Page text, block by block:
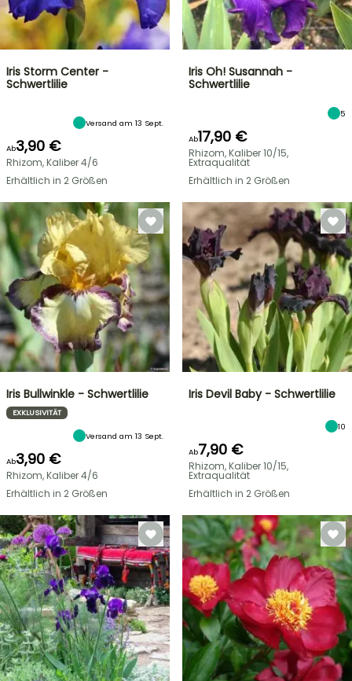
Iris Storm Center -
Schwertlilie
Versand am 13 Sept.
Ab3,90 €
Rhizom, Kaliber 4/6
Erhältlich in 2 Größen
Iris Oh! Susannah -
Schwertlilie
5
Ab17,90 €
Rhizom, Kaliber 10/15,
Extraqualität
Erhältlich in 2 Größen
Iris Bullwinkle - Schwertlilie
EXKLUSIVITÄT
Versand am 13 Sept.
Ab3,90 €
Rhizom, Kaliber 4/6
Erhältlich in 2 Größen
Iris Devil Baby - Schwertlilie
10
Ab7,90 €
Rhizom, Kaliber 10/15,
Extraqualität
Erhältlich in 2 Größen